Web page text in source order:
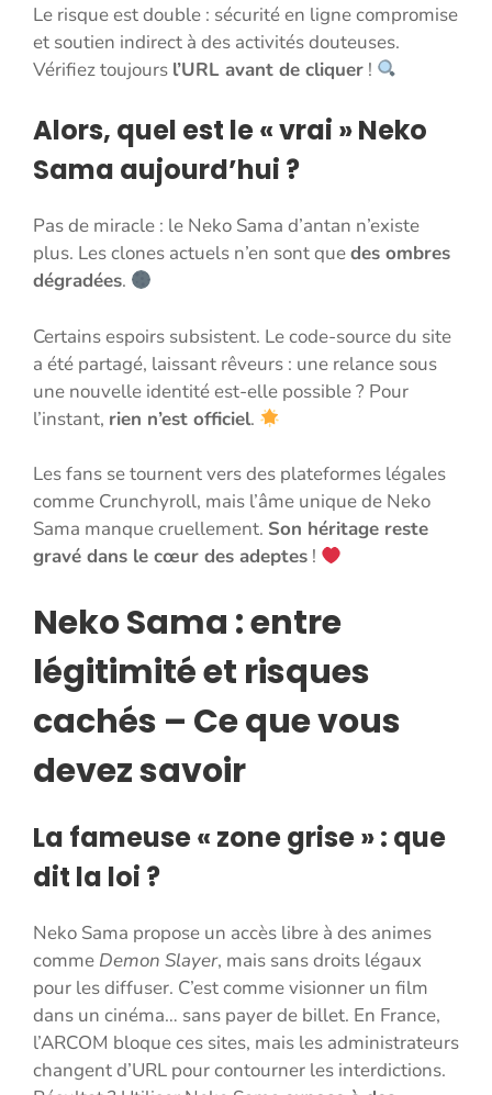
Le risque est double : sécurité en ligne compromise
et soutien indirect à des activités douteuses.
Vérifiez toujours l’URL avant de cliquer !
Alors, quel est le « vrai » Neko
Sama aujourd’hui ?
Pas de miracle : le Neko Sama d’antan n’existe
plus. Les clones actuels n’en sont quedes ombres
dégradées.
Certains espoirs subsistent. Le code-source du site
a été partagé, laissant rêveurs : une relance sous
une nouvelle identité est-elle possible ? Pour
l’instant, rien n’est officiel.
Les fans se tournent vers des plateformes légales
comme Crunchyroll, mais l’âme unique de Neko
Sama manque cruellement. Son héritage reste
gravé dans le cœur des adeptes !
Neko Sama : entre
légitimité et risques
cachés – Ce que vous
devez savoir
La fameuse « zone grise » : que
dit la loi ?
Neko Sama propose un accès libre à des animes
comme Demon Slayer, mais sans droits légaux
pour les diffuser. C’est comme visionner un film
dans un cinéma… sans payer de billet. En France,
l’ARCOM bloque ces sites, mais les administrateurs
changent d’URL pour contourner les interdictions.